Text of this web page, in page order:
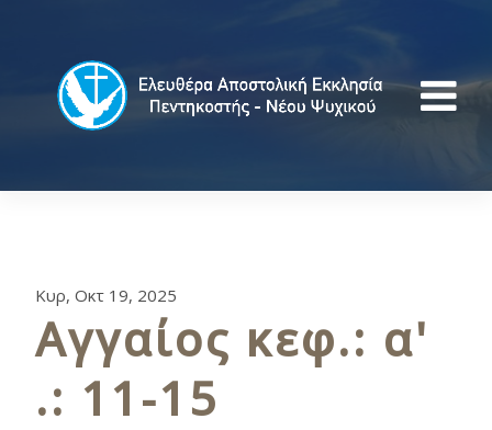
Κυρ, Οκτ 19, 2025
Αγγαίος κεφ.: α'
.: 11-15